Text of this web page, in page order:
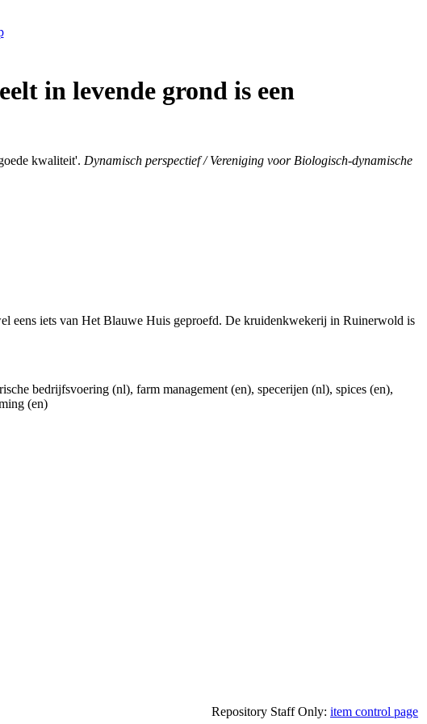
in levende grond is een
kwaliteit'. Dynamisch perspectief / Vereniging voor Biologisch-dynamische
eens iets van Het Blauwe Huis geproefd. De kruidenkwekerij in Ruinerwold is
bedrijfsvoering (nl), farm management (en), specerijen (nl), spices (en),
(en)
Repository Staff Only: item control page